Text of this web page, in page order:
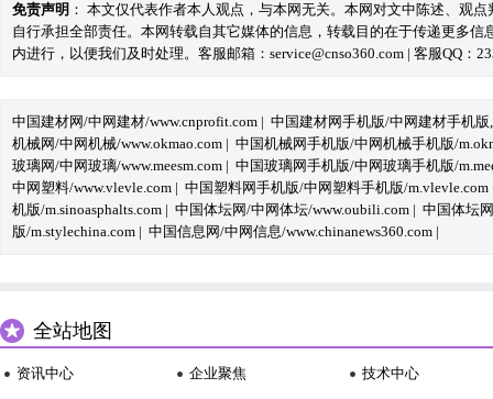
免责声明 ： 本文仅代表作者本人观点，与本网无关。本网对文中陈述、观
自行承担全部责任。本网转载自其它媒体的信息，转载目的在于传递更多
内进行，以便我们及时处理。客服邮箱：service@cnso360.com | 客服QQ：
中国建材网/中网建材/www.cnprofit.com | 中国建材网手机版/中网建材手机版
机械网/中网机械/www.okmao.com | 中国机械网手机版/中网机械手机版/
玻璃网/中网玻璃/www.meesm.com | 中国玻璃网手机版/中网玻璃手机版/
中网塑料/www.vlevle.com | 中国塑料网手机版/中网塑料手机版/m.vlevle.com
机版/m.sinoasphalts.com | 中国体坛网/中网体坛/www.oubili.com | 中国体坛
版/m.stylechina.com | 中国信息网/中网信息/www.chinanews360.com |
全站地图
资讯中心 企业聚焦 技术中心